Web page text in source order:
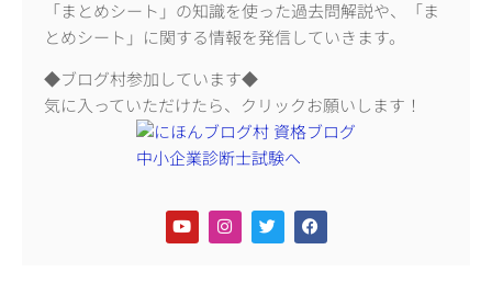
「まとめシート」の知識を使った過去問解説や、「ま
とめシート」に関する情報を発信していきます。
◆ブログ村参加しています◆
気に入っていただけたら、クリックお願いします！